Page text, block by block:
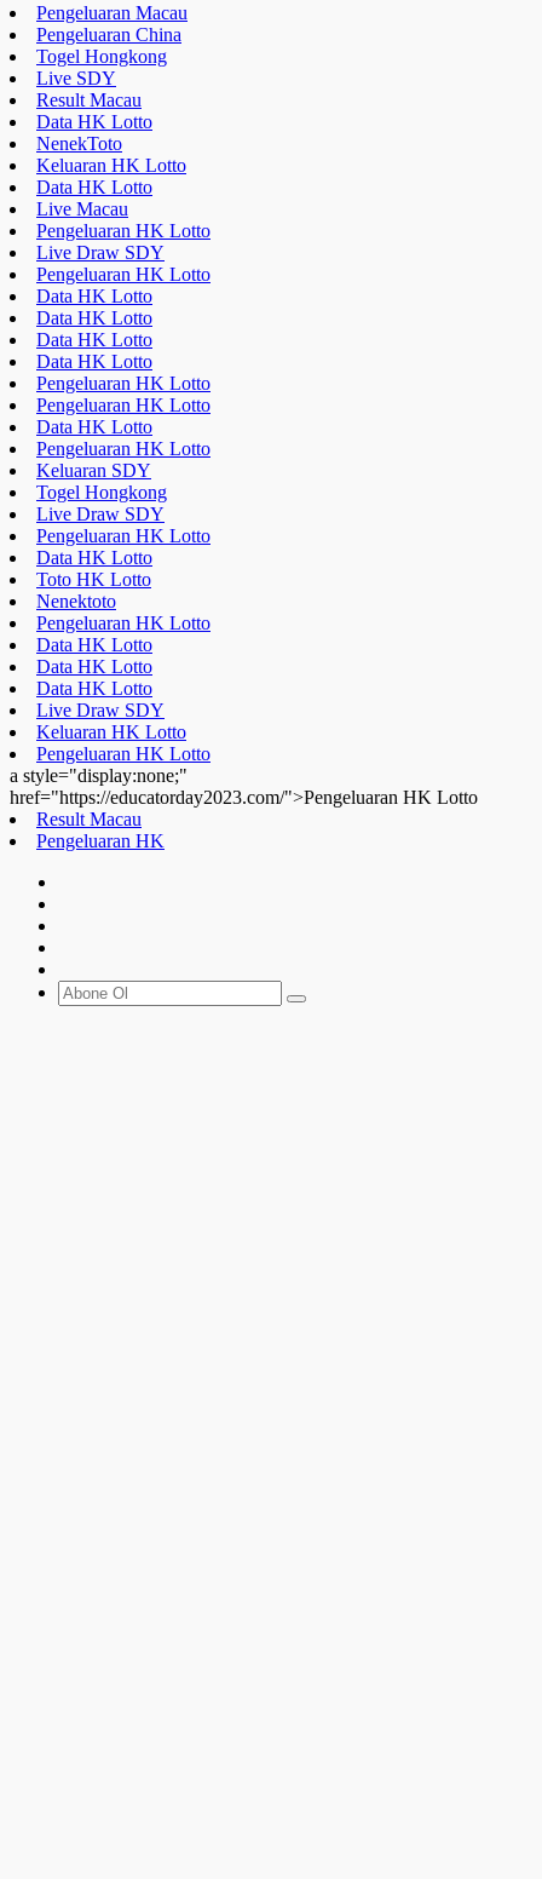
Pengeluaran Macau
Pengeluaran China
Togel Hongkong
Live SDY
Result Macau
Data HK Lotto
NenekToto
Keluaran HK Lotto
Data HK Lotto
Live Macau
Pengeluaran HK Lotto
Live Draw SDY
Pengeluaran HK Lotto
Data HK Lotto
Data HK Lotto
Data HK Lotto
Data HK Lotto
Pengeluaran HK Lotto
Pengeluaran HK Lotto
Data HK Lotto
Pengeluaran HK Lotto
Keluaran SDY
Togel Hongkong
Live Draw SDY
Pengeluaran HK Lotto
Data HK Lotto
Toto HK Lotto
Nenektoto
Pengeluaran HK Lotto
Data HK Lotto
Data HK Lotto
Data HK Lotto
Live Draw SDY
Keluaran HK Lotto
Pengeluaran HK Lotto
a style="display:none;"
href="https://educatorday2023.com/">Pengeluaran HK Lotto
Result Macau
Pengeluaran HK